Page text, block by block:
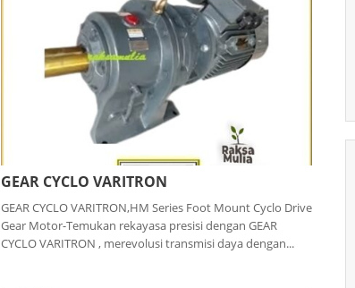
GEAR CYCLO VARITRON
GEAR CYCLO VARITRON,HM Series Foot Mount Cyclo Drive
Gear Motor-Temukan rekayasa presisi dengan GEAR
CYCLO VARITRON , merevolusi transmisi daya dengan...